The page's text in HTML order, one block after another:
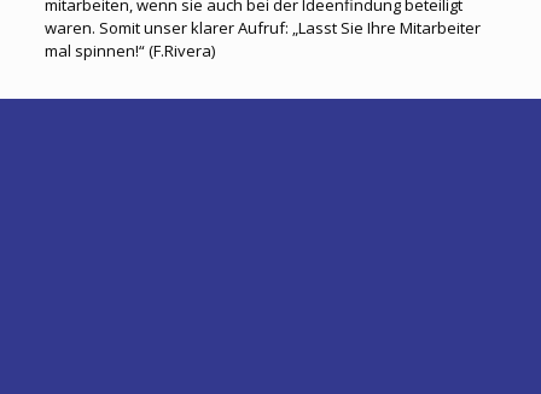
mitarbeiten, wenn sie auch bei der Ideenfindung beteiligt
waren. Somit unser klarer Aufruf: „Lasst Sie Ihre Mitarbeiter
mal spinnen!“ (F.Rivera)